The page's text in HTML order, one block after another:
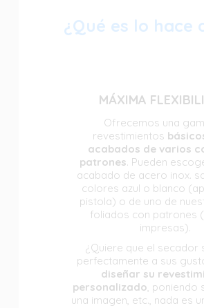
¿Qué es lo hace
MÁXIMA
Ofrecemos una
revestimientos
acabados de varios
patrones. Pueden
acabado de acero inox.
colores azul o blanco
pistola) o de uno de
foliados con patrones
impresas).
¿Quiere que el secador
perfectamente a sus
diseñar su
personalizado , poniendo
una imagen, etc., nada es